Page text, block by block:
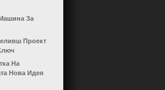
За
Проект
На
Нова Идея